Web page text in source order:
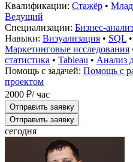
Квалификации: Стажёр •
Ведущий
Специализации: Бизнес-
Навыки: Визуализация • SQL •
Маркетинговые исследования
статистика • Tableau • Анализ
Помощь с задачей: Помощь с
проектом
2000 ₽/ час
Отправить заявку
Отправить заявку
сегодня